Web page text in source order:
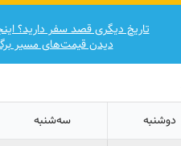
تاریخ دیگری قصد سفر دارید؟
دیدن قیمت‌های مسیر
دوشنبه سه‌شنبه